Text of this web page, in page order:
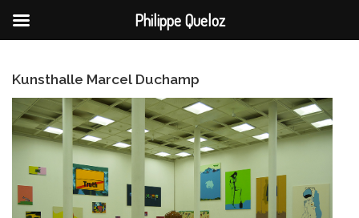
contenu
Kunsthalle Marcel Duchamp
Philippe Queloz